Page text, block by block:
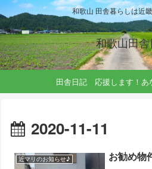
和歌山 田舎暮らしは近
和歌山田
田舎日記 応援します！あ
2020-11-11
近マリのお知らせ♪ お勧め物